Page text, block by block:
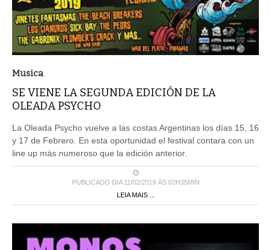
Musica
SE VIENE LA SEGUNDA EDICIÓN DE LA
OLEADA PSYCHO
La Oleada Psycho vuelve a las costas Argentinas los días 15, 16
y 17 de Febrero. En esta oportunidad el festival contara con un
line up más numeroso que la edición anterior.
PUBLICADO DIA 11/02/2019 ÀS 02H35MIN
LEIA MAIS ...